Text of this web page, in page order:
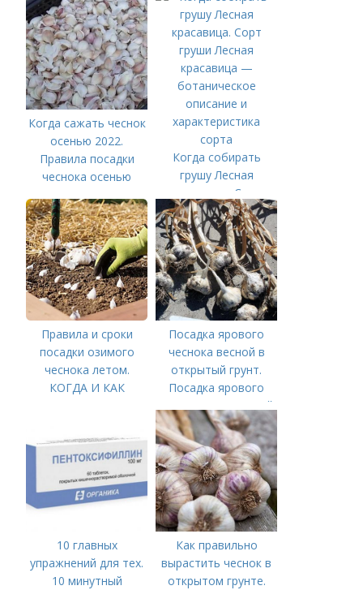
Когда сажать чеснок
осенью 2022.
Правила посадки
чеснока осенью
Когда собирать
грушу Лесная
красавица. Сорт
груши Лесная
красавица —
ботаническое
описание и
характеристика
сорта
Правила и сроки
посадки озимого
чеснока летом.
КОГДА И КАК
ЧЕСНОК
Посадка ярового
чеснока весной в
открытый грунт.
Посадка ярового
чеснока в открытый
грунт
10 главных
упражнений для тех.
10 минутный
Как правильно
вырастить чеснок в
открытом грунте.